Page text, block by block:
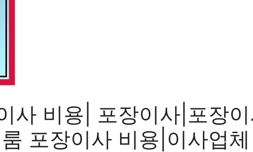
사 비용| 포장이사|포장
포장이사 비용|이사업